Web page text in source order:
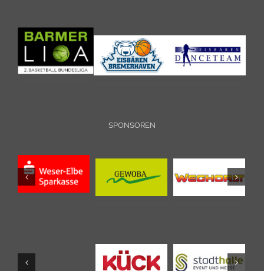
SPONSOREN